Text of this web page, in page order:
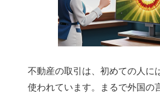
不動産の取引は、初めての人に
使われています。まるで外国の